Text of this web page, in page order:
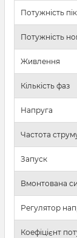
Потужність
Потужність
Живлення
Кількість фаз
Напруга
Частота
Запуск
Вмонтована
Регулятор
Коефіцієнт